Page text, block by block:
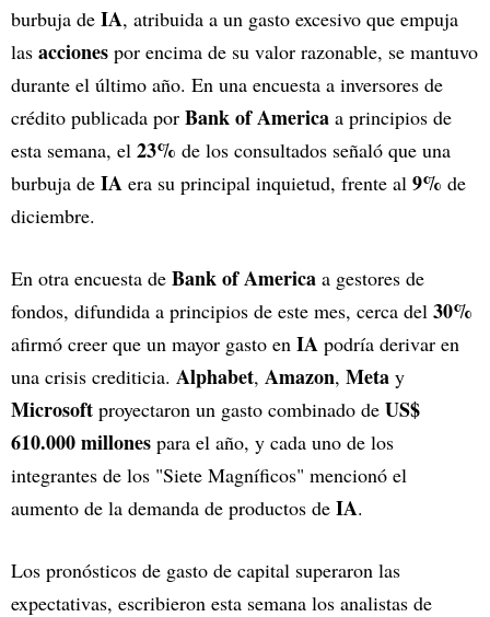
burbuja de IA, atribuida a un gasto excesivo que empuja
las acciones por encima de su valor razonable, se mantuvo
durante el último año. En una encuesta a inversores de
crédito publicada por Bank of America a principios de
esta semana, el 23% de los consultados señaló que una
burbuja de IA era su principal inquietud, frente al 9% de
diciembre.
En otra encuesta de Bank of America a gestores de
fondos, difundida a principios de este mes, cerca del 30%
afirmó creer que un mayor gasto en IA podría derivar en
una crisis crediticia. Alphabet, Amazon, Meta y
Microsoft proyectaron un gasto combinado de US$
610.000 millones para el año, y cada uno de los
integrantes de los "Siete Magníficos" mencionó el
aumento de la demanda de productos de IA.
Los pronósticos de gasto de capital superaron las
expectativas, escribieron esta semana los analistas de